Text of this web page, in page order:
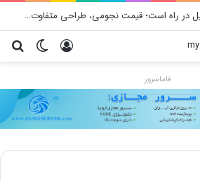
هر پست فقط پنج هشتگ
تغییر ورود
فاماسرور